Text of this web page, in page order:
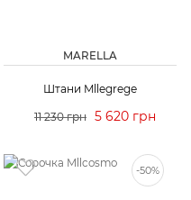
MARELLA
Штани Mllegrege
11 230 грн 5 620 грн
-50%